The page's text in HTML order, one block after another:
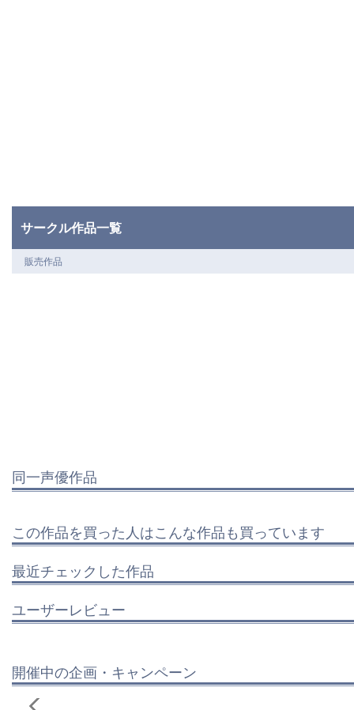
サークル作品一覧
販売作品
同一声優作品
この作品を買った人はこんな作品も買っています
最近チェックした作品
ユーザーレビュー
開催中の企画・キャンペーン